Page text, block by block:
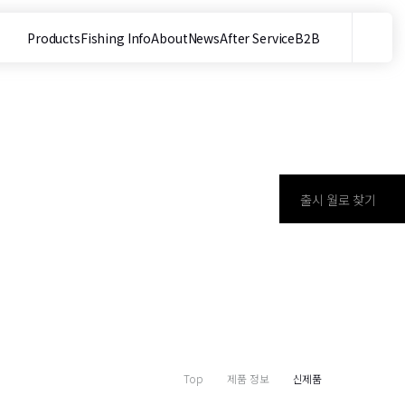
ProductsFishing InfoAboutNewsAfter ServiceB2B
이트 내 검색
Top 제품 정보 신제품
출시 월로 찾기